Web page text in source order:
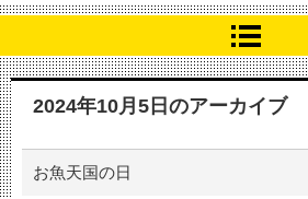
2024年10月5日 のアーカイブ
お魚天国の日